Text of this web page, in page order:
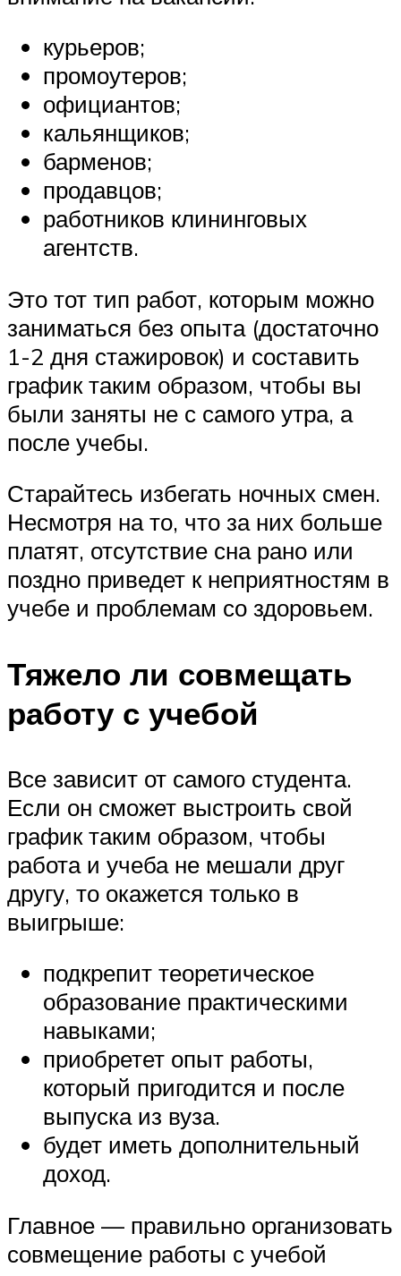
курьеров;
промоутеров;
официантов;
кальянщиков;
барменов;
продавцов;
работников клининговых
агентств.
Это тот тип работ, которым можно
заниматься без опыта (достаточно
1-2 дня стажировок) и составить
график таким образом, чтобы вы
были заняты не с самого утра, а
после учебы.
Старайтесь избегать ночных смен.
Несмотря на то, что за них больше
платят, отсутствие сна рано или
поздно приведет к неприятностям в
учебе и проблемам со здоровьем.
Тяжело ли совмещать
работу с учебой
Все зависит от самого студента.
Если он сможет выстроить свой
график таким образом, чтобы
работа и учеба не мешали друг
другу, то окажется только в
выигрыше:
подкрепит теоретическое
образование практическими
навыками;
приобретет опыт работы,
который пригодится и после
выпуска из вуза.
будет иметь дополнительный
доход.
Главное — правильно организовать
совмещение работы с учебой